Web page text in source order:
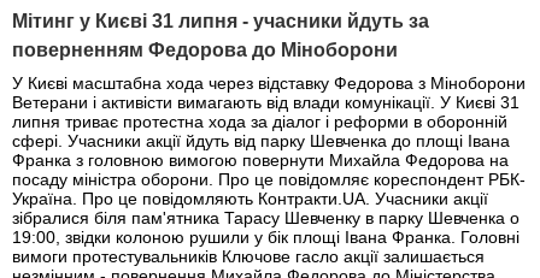
Мітинг у Києві 31 липня - учасники йдуть за
поверненням Федорова до Міноборони
У Києві масштабна хода через відставку Федорова з Міноборони
Ветерани і активісти вимагають від влади комунікації. У Києві 31
липня триває протестна хода за діалог і реформи в оборонній
сфері. Учасники акції йдуть від парку Шевченка до площі Івана
Франка з головною вимогою повернути Михайла Федорова на
посаду міністра оборони. Про це повідомляє кореспондент РБК-
Україна. Про це повідомляють Контракти.UA. Учасники акції
зібралися біля пам'ятника Тарасу Шевченку в парку Шевченка о
19:00, звідки колоною рушили у бік площі Івана Франка. Головні
вимоги протестувальників Ключове гасло акції залишається